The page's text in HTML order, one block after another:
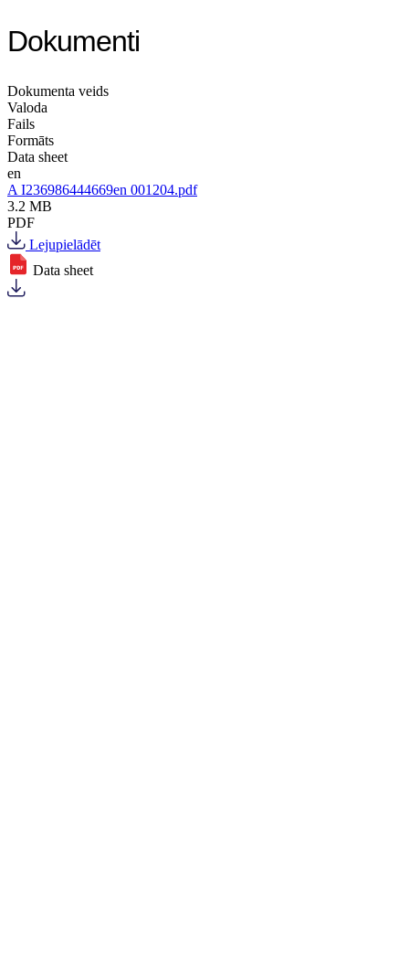
Dokumenti
Dokumenta veids
Valoda
Fails
Formāts
Data sheet
en
A I236986444669en 001204.pdf
3.2 MB
PDF
Lejupielādēt
Data sheet